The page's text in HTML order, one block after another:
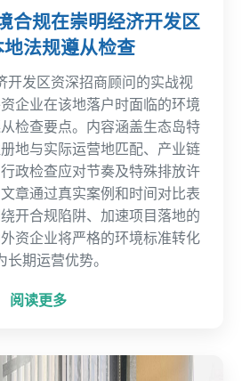
合规在崇明经济开发区
法规遵从检查
开发区资深招商顾问的实战视
企业在该地落户时面临的环境
检查要点。内容涵盖生态岛特
地与实际运营地匹配、产业链
政检查应对节奏及特殊排放许
章通过真实案例和时间对比表
开合规陷阱、加速项目落地的
资企业将严格的环境标准转化
长期运营优势。
阅读更多